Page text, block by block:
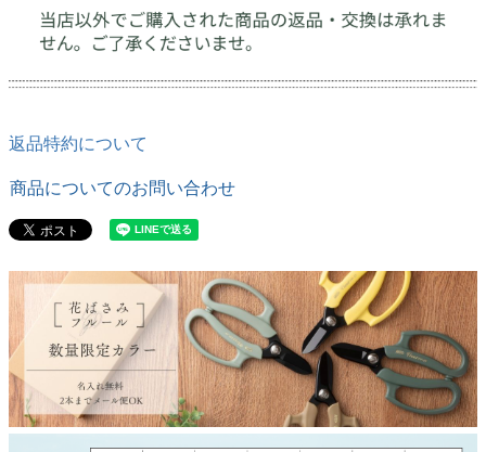
返品特約について
商品についてのお問い合わせ